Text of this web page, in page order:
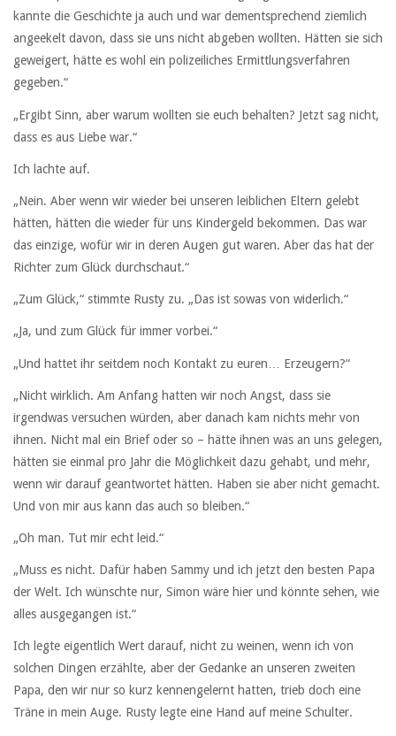
kannte die Geschichte ja auch und war dementsprechend ziemlich
angeekelt davon, dass sie uns nicht abgeben wollten. Hätten sie sich
geweigert, hätte es wohl ein polizeiliches Ermittlungsverfahren
gegeben.“
„Ergibt Sinn, aber warum wollten sie euch behalten? Jetzt sag nicht,
dass es aus Liebe war.“
Ich lachte auf.
„Nein. Aber wenn wir wieder bei unseren leiblichen Eltern gelebt
hätten, hätten die wieder für uns Kindergeld bekommen. Das war
das einzige, wofür wir in deren Augen gut waren. Aber das hat der
Richter zum Glück durchschaut.“
„Zum Glück,“ stimmte Rusty zu. „Das ist sowas von widerlich.“
„Ja, und zum Glück für immer vorbei.“
„Und hattet ihr seitdem noch Kontakt zu euren… Erzeugern?“
„Nicht wirklich. Am Anfang hatten wir noch Angst, dass sie
irgendwas versuchen würden, aber danach kam nichts mehr von
ihnen. Nicht mal ein Brief oder so – hätte ihnen was an uns gelegen,
hätten sie einmal pro Jahr die Möglichkeit dazu gehabt, und mehr,
wenn wir darauf geantwortet hätten. Haben sie aber nicht gemacht.
Und von mir aus kann das auch so bleiben.“
„Oh man. Tut mir echt leid.“
„Muss es nicht. Dafür haben Sammy und ich jetzt den besten Papa
der Welt. Ich wünschte nur, Simon wäre hier und könnte sehen, wie
alles ausgegangen ist.“
Ich legte eigentlich Wert darauf, nicht zu weinen, wenn ich von
solchen Dingen erzählte, aber der Gedanke an unseren zweiten
Papa, den wir nur so kurz kennengelernt hatten, trieb doch eine
Träne in mein Auge. Rusty legte eine Hand auf meine Schulter.